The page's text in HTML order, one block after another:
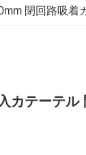
閉回路吸着
カテーテ